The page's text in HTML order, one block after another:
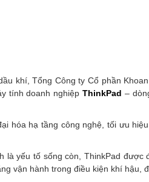
khí, Tổng Công ty Cổ phần
tính doanh nghiệp ThinkPad –
hóa hạ tầng công nghệ, tối ưu
yếu tố sống còn, ThinkPad
vận hành trong điều kiện khí